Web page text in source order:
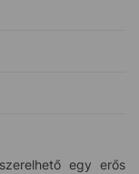
egy erős